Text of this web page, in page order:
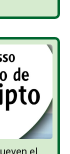
el